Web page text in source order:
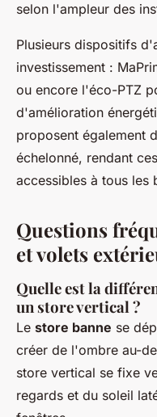
selon l'ampleur des
Plusieurs dispositifs
investissement :
ou encore l'éco-PTZ
d'amélioration
proposent également
échelonné, rendant
accessibles à tous les
Questions
et volets
Quelle est la
un store vertical ?
Le store banne se
créer de l'ombre au-
store vertical se fixe
regards et du soleil